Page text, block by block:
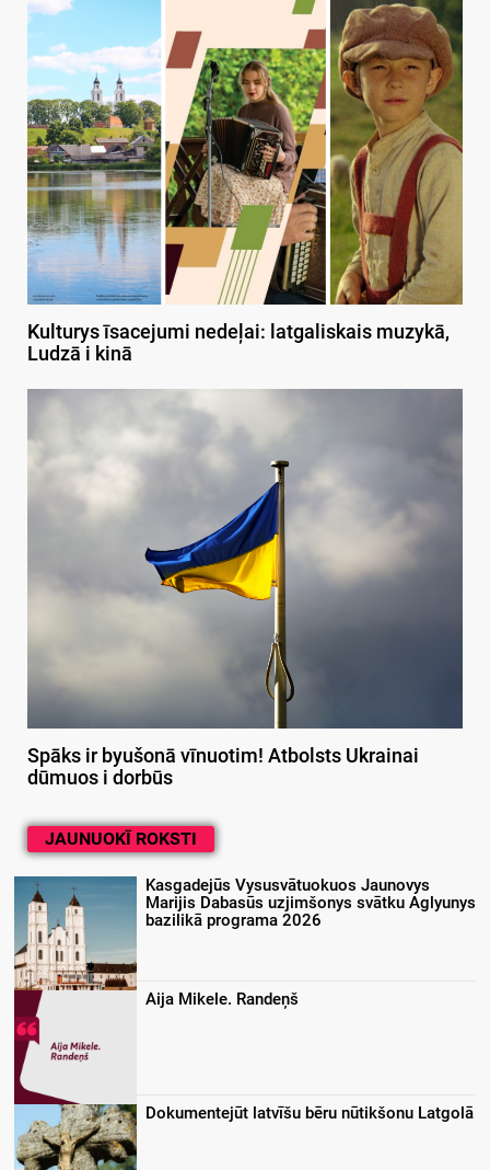
Kulturys īsacejumi nedeļai: latgaliskais muzykā,
Ludzā i kinā
Spāks ir byušonā vīnuotim! Atbolsts Ukrainai
dūmuos i dorbūs
JAUNUOKĪ ROKSTI
Kasgadejūs Vysusvātuokuos Jaunovys
Marijis Dabasūs uzjimšonys svātku Aglyunys
bazilikā programa 2026
Aija Mikele. Randeņš
Dokumentejūt latvīšu bēru nūtikšonu Latgolā